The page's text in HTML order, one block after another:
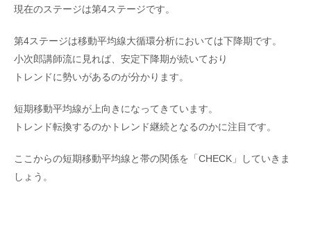
現在のステージは第4ステージです。
第4ステージは移動平均線大循環分析においては下降期です。
小次郎講師流に見れば、安定下降期が続いており
トレンドに勢いがあるのが分かります。
短期移動平均線が上向きになってきています。
トレンド転換するのかトレンド継続となるのかに注目です。
ここからの短期移動平均線と帯の関係を「CHECK」していきま
しょう。